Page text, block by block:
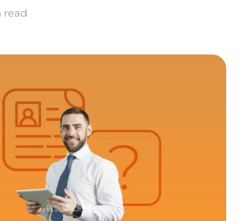
его законодательно. Большая
Дерискинг в виде отказа от
зачастую правильнее будет
данным риском.
read